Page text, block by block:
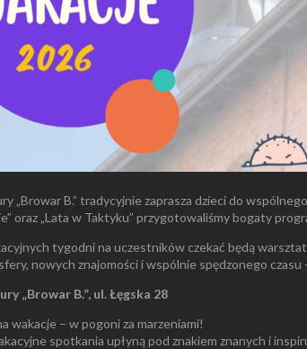
„Browar B.” tradycyjnie zaprasza dzieci do
oraz „Lata w Taktyku” przygotowaliśmy bogaty
tygodni na uczestników czekać będą
nowych znajomości i wspólnie spędzonego
„Browar B.”, ul. Łęgska 28
wakacje – w pogoni za marzeniami!
spotkania upłyną pod znakiem znanych i